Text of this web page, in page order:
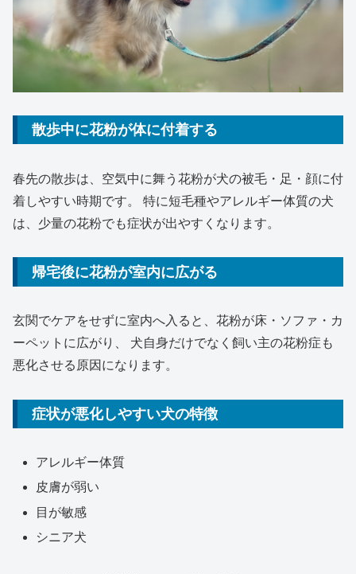
散歩中に花粉が体に付着する
春先の散歩は、空気中に舞う花粉が犬の被毛・足・顔に付
着しやすい時期です。 特に短毛種やアレルギー体質の犬
は、少量の花粉でも症状が出やすくなります。
帰宅後に花粉が室内に広がる
玄関でケアをせずに室内へ入ると、花粉が床・ソファ・カ
ーペットに広がり、 犬自身だけでなく飼い主の花粉症も
悪化させる原因になります。
症状が悪化しやすい犬の特徴
アレルギー体質
皮膚が弱い
目が敏感
シニア犬